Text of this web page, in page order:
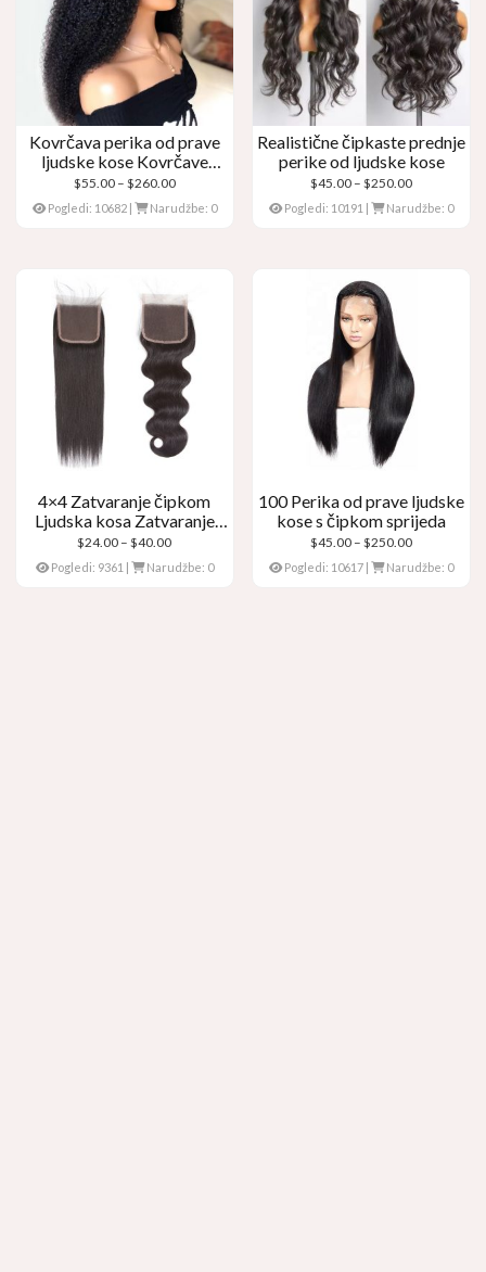
Kovrčava perika od prave
ljudske kose Kovrčave
čipkaste perike
$55.00 – $260.00Raspon
cijena:
Pogledi: 10682| Narudžbe: 0
Realistične čipkaste prednje
perike od ljudske kose
$45.00 – $250.00Raspon
cijena:
Pogledi: 10191 | Narudžbe: 0
4×4 Zatvaranje čipkom
Ljudska kosa Zatvaranje
čipkom
$24.00 – $40.00Raspon
cijena:
Pogledi: 9361 Narudžbe: 0
100 Perika od prave ljudske
kose s čipkom sprijeda
$45.00 – $250.00Raspon
cijena:
Pogledi: 10617 Narudžbe: 0